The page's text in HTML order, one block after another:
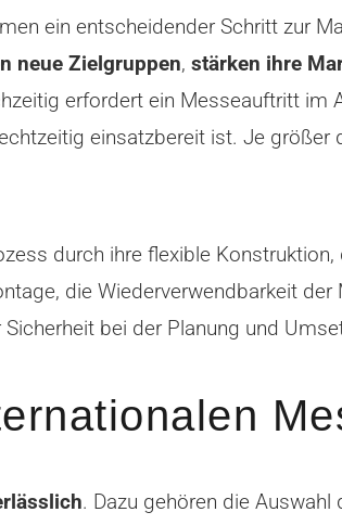
ein entscheidender Schritt zur
neue Zielgruppen, stärken ihre
erfordert ein Messeauftritt im
einsatzbereit ist. Je
durch ihre flexible
die Wiederverwendbarkeit
bei der Planung und
. Dazu gehören die